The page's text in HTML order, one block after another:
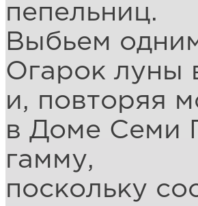
пепельниц.
Выбьем
Огарок луны
и, повторяя
в Доме Семи
гамму,
поскольку